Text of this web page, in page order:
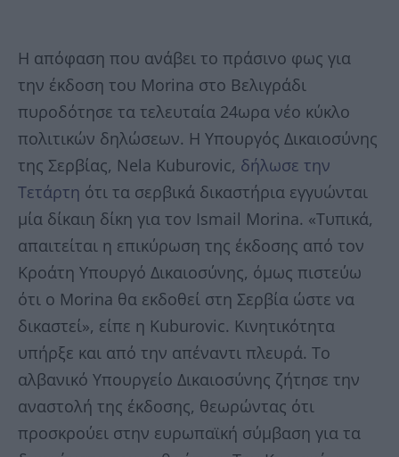
Η απόφαση που ανάβει το πράσινο φως για
την έκδοση του Morina στο Βελιγράδι
πυροδότησε τα τελευταία 24ωρα νέο κύκλο
πολιτικών δηλώσεων. Η Υπουργός Δικαιοσύνης
της Σερβίας, Nela Kuburovic, δήλωσε την
Τετάρτη ότι τα σερβικά δικαστήρια εγγυώνται
μία δίκαιη δίκη για τον Ismail Morina. «Τυπικά,
απαιτείται η επικύρωση της έκδοσης από τον
Κροάτη Υπουργό Δικαιοσύνης, όμως πιστεύω
ότι ο Morina θα εκδοθεί στη Σερβία ώστε να
δικαστεί», είπε η Kuburovic. Κινητικότητα
υπήρξε και από την απέναντι πλευρά. Το
αλβανικό Υπουργείο Δικαιοσύνης ζήτησε την
αναστολή της έκδοσης, θεωρώντας ότι
προσκρούει στην ευρωπαϊκή σύμβαση για τα